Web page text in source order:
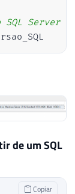
, 'send'
TABLE
Server
de um SQL
Copiar